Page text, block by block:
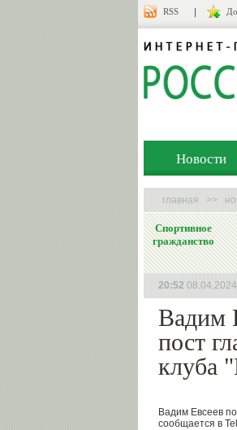
RSS
Новости
главная >>
Спортивное
гражданство
Вадим
пост
клуба
20:52 08.04.2024
Вадим Евсеев
сообщается в